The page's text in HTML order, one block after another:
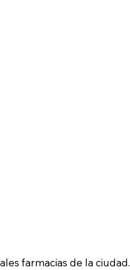
farmacias de la ciudad.